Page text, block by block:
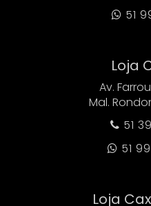
 51
Loja
Av.
Mal.
 51
 51
Loja